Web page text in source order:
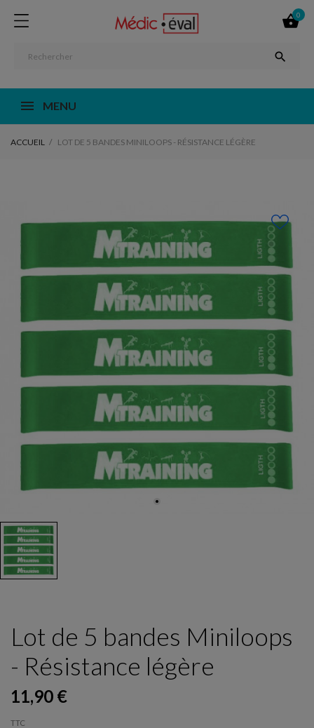

0

MENU
ACCUEIL LOT DE 5 BANDES MINILOOPS - RÉSISTANCE LÉGÈRE
Lot de 5 bandes Miniloops
- Résistance légère
11,90 €
TTC